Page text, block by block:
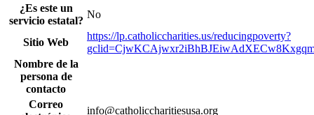
¿Es este un
servicio estatal?
No
Sitio Web
https://lp.catholiccharities.us/reducingpoverty?
Nombre de la
persona de
contacto
Correo
info@catholiccharitiesusa.org